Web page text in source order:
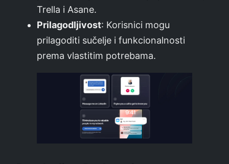
Trella i Asane.
Prilagodljivost: Korisnici mogu
prilagoditi sučelje i funkcionalnosti
prema vlastitim potrebama.